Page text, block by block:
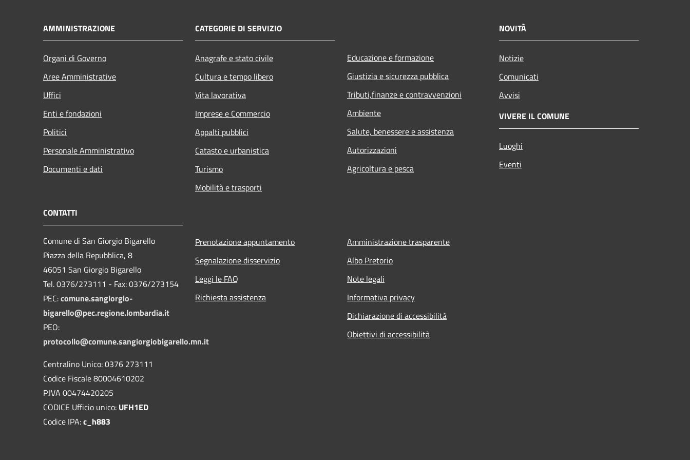
AMMINISTRAZIONE
Organi di Governo
Aree Amministrative
Uffici
Enti e fondazioni
Politici
Personale Amministrativo
Documenti e dati
CATEGORIE DI SERVIZIO
Anagrafe e stato civile
Cultura e tempo libero
Vita lavorativa
Imprese e Commercio
Appalti pubblici
Catasto e urbanistica
Turismo
Mobilità e trasporti
Educazione e formazione
Giustizia e sicurezza pubblica
Tributi,finanze e contravvenzioni
Ambiente
Salute, benessere e assistenza
Autorizzazioni
Agricoltura e pesca
NOVITÀ
Notizie
Comunicati
Avvisi
VIVERE IL COMUNE
Luoghi
Eventi
CONTATTI
Comune di San Giorgio Bigarello
Piazza della Repubblica, 8
46051 San Giorgio Bigarello
Tel. 0376/273111 - Fax: 0376/273154
PEC:comune.sangiorgio-
bigarello@pec.regione.lombardia.it
PEO:
protocollo@comune.sangiorgiobigarello.mn.it
Centralino Unico: 0376 273111
Codice Fiscale 80004610202
P.IVA 00474420205
CODICE Ufficio unico: UFH1ED
Codice IPA:c_h883
Prenotazione appuntamento
Segnalazione disservizio
Leggi le FAQ
Richiesta assistenza
Amministrazione trasparente
Albo Pretorio
Note legali
Informativa privacy
Dichiarazione di accessibilità
Obiettivi di accessibilità